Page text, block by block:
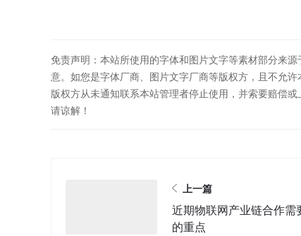
免责声明：本站所使用的字体和图片文字等素材部分来
意。如您是字体厂商、图片文字厂商等版权方，且不允
版权方从未通知联系本站管理者停止使用，并索要赔偿
请谅解！
上一篇
近期物联网产业链合作需
的重点